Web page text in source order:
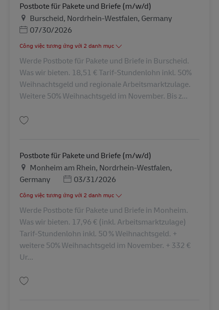
Postbote für Pakete und Briefe (m/w/d)
Địa điểm
Burscheid, Nordrhein-Westfalen, Germany
Posted Date
07/30/2026
Công việc tương ứng với 2 danh mục
Werde Postbote für Pakete und Briefe in Burscheid.
Was wir bieten. 18,51 € Tarif-Stundenlohn inkl. 50%
Weihnachtsgeld und regionale Arbeitsmarktzulage.
Weitere 50% Weihnachtsgeld im November. Bis z...
Postbote für Pakete und Briefe (m/w/d)
Địa điểm
Monheim am Rhein, Nordrhein-Westfalen,
Germany
Posted Date
03/31/2026
Công việc tương ứng với 2 danh mục
Werde Postbote für Pakete und Briefe in Monheim.
Was wir bieten. 17,96 € (inkl. Arbeitsmarktzulage)
Tarif-Stundenlohn inkl. 50 % Weihnachtsgeld. +
weitere 50% Weihnachtsgeld im November. + 332 €
Ur...